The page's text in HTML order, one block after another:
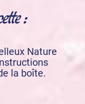
:
Nature
la boîte.